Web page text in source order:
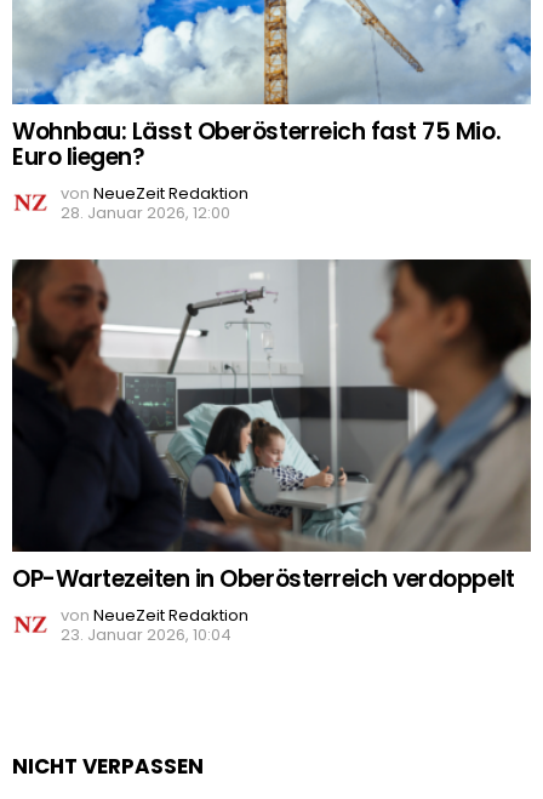
Wohnbau: Lässt Oberösterreich fast 75 Mio.
Euro liegen?
von NeueZeit Redaktion
28. Januar 2026, 12:00
OP-Wartezeiten in Oberösterreich verdoppelt
von NeueZeit Redaktion
23. Januar 2026, 10:04
NICHT VERPASSEN